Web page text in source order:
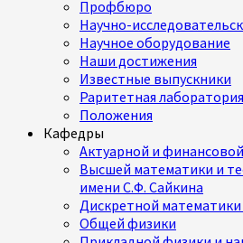
Профбюро
Научно-
Научное оборудование
Наши достижения
Известные выпускники
Раритетная
Положения
Кафедры
Актуарной и
Высшей математики и
имени С.Ф. Сайкина
Дискретной
Общей физики